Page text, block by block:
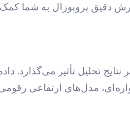
دقیق پروپوزال به شما
مدل‌های ارتفاعی